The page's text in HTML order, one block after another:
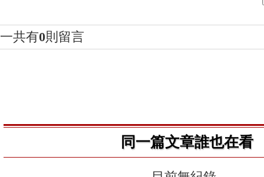
一共有0則留言
同一篇文章誰也在看